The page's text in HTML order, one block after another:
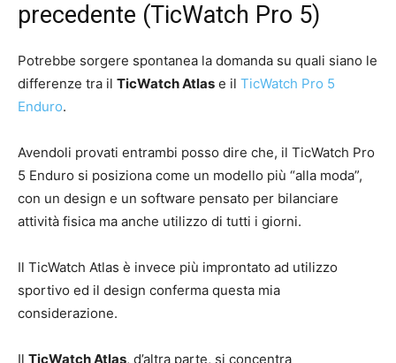
precedente (TicWatch Pro 5)
Potrebbe sorgere spontanea la domanda su quali siano le
differenze tra il TicWatch Atlas e il TicWatch Pro 5
Enduro.
Avendoli provati entrambi posso dire che, il TicWatch Pro
5 Enduro si posiziona come un modello più “alla moda”,
con un design e un software pensato per bilanciare
attività fisica ma anche utilizzo di tutti i giorni.
Il TicWatch Atlas è invece più improntato ad utilizzo
sportivo ed il design conferma questa mia
considerazione.
Il TicWatch Atlas, d’altra parte, si concentra